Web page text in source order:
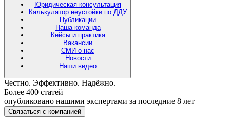
Юридическая консультация
Калькулятор неустойки по ДДУ
Публикации
Наша команда
Кейсы и практика
Вакансии
СМИ о нас
Новости
Наши видео
Честно. Эффективно. Надёжно.
Более 400 статей
опубликовано нашими экспертами за последние 8 лет
Связаться с компанией